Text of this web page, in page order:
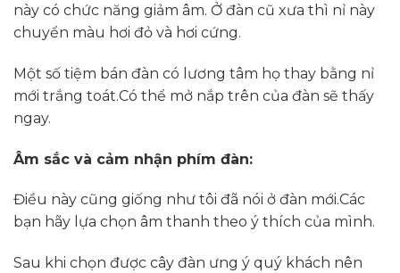
này có chức năng giảm âm. Ở đàn cũ xưa thì nỉ này
chuyển màu hơi đỏ và hơi cứng.
Một số tiệm bán đàn có lương tâm họ thay bằng nỉ
mới trắng toát.Có thể mở nắp trên của đàn sẽ thấy
ngay.
Âm sắc và cảm nhận phím đàn:
Điều này cũng giống như tôi đã nói ở đàn mới.Các
bạn hãy lựa chọn âm thanh theo ý thích của mình.
Sau khi chọn được cây đàn ưng ý quý khách nên